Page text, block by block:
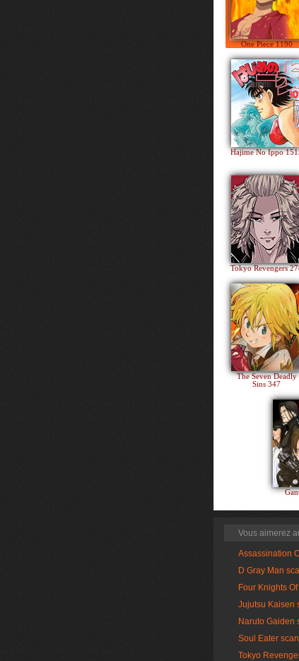
One Piece 1190
Hajime No Ippo
Tokyo Revengers
The Seven Deadly
Sins 347
Vous aimerez
Assassination
D Gray Man
Four Knights
Jujutsu Kaisen
Naruto Gaiden
Soul Eater scan
Tokyo